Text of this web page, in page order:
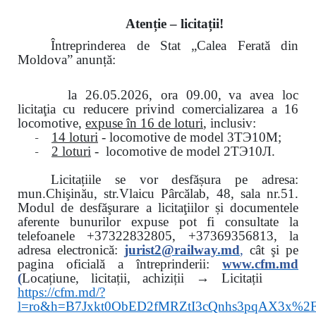
Atenție – licitații!
Întreprinderea de Stat „Calea Ferată din
Moldova” anunță:
la 26.05.2026, ora 09.00, va avea loc
licitaţia cu reducere privind comercializarea a 16
locomotive, expuse în 16 de loturi, inclusiv:
- 14 loturi - locomotive de model 3ТЭ10М;
- 2 loturi - locomotive de model 2ТЭ10Л.
Licitațiile se vor desfășura pe adresa:
mun.Chişinău, str.Vlaicu Pârcălab, 48, sala nr.51.
Modul de desfăşurare a licitaţiilor și documentele
aferente bunurilor expuse pot fi consultate la
telefoanele +37322832805, +37369356813, la
adresa electronică: jurist2@railway.md, cât şi pe
pagina oficială a întreprinderii:
www.cfm.md
(Locațiune, licitații, achiziții → Licitații
https://cfm.md/?